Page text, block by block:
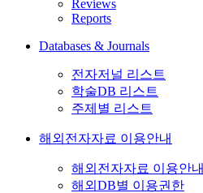
Reviews
Reports
Databases & Journals
전자저널 리스트
학술DB 리스트
주제별 리스트
해외전자자료 이용안내
해외전자자료 이용안내
해외DB별 이용권한